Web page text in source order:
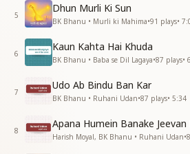
5
Dhun Murli Ki Sun
BK Bhanu • Murli ki Mahima•91 plays•
6
Kaun Kahta Hai Khuda
BK Bhanu • Baba se Dil Lagaya•87 plays•
7
Udo Ab Bindu Ban Kar
BK Bhanu • Ruhani Udan•87 plays• 5:34
8
Apana Humein Banake Jeevan
Harish Moyal, BK Bhanu • Ruhani Udan•